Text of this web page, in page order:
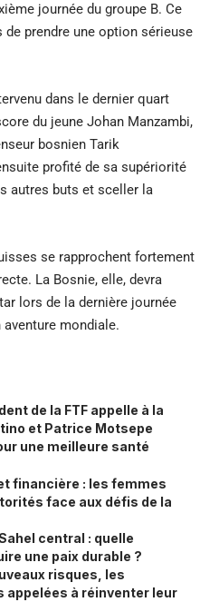
journée du groupe B. Ce
prendre une option sérieuse
dans le dernier quart
du jeune Johan Manzambi,
bosnien Tarik
profité de sa supériorité
autres buts et sceller la
se rapprochent fortement
La Bosnie, elle, devra
lors de la dernière journée
mondiale.
de la FTF appelle à la
et Patrice Motsepe
une meilleure santé
financière : les femmes
face aux défis de la
central : quelle
une paix durable ?
risques, les
à réinventer leur